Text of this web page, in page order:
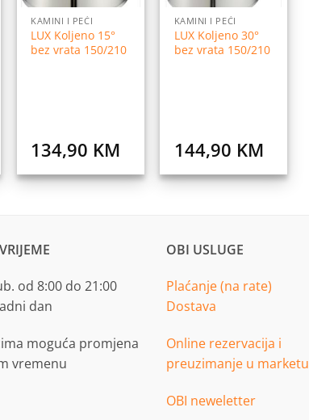
KAMINI I PEĆI
LUX Koljeno 15°
bez vrata 150/210
134,90 KM
KAMINI I PEĆI
LUX Koljeno 30°
bez vrata 150/210
144,90 KM
od 8:00 do 21:00
dan
moguća promjena
vremenu
OBI USLUGE
Plaćanje (na rate)
Dostava
Online rezervacija i
preuzimanje u marketu
OBI neweletter